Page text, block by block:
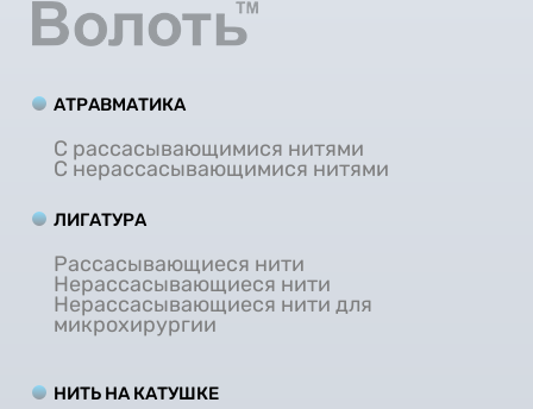
АТРАВМАТИКА
С рассасывающимися нитями
С нерассасывающимися нитями
ЛИГАТУРА
Рассасывающиеся нити
Нерассасывающиеся нити
Нерассасывающиеся нити для
микрохирургии
НИТЬ НА КАТУШКЕ